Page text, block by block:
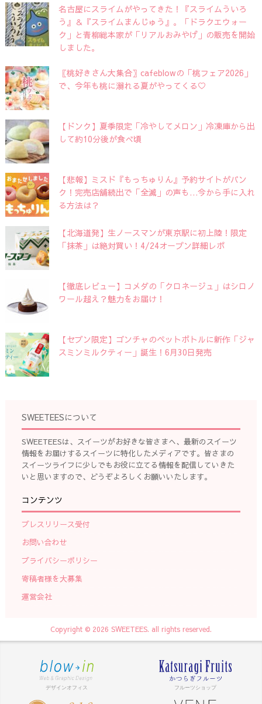
名古屋にスライムがやってきた！『スライムういろ
う』＆『スライムまんじゅう』。「ドラクエウォー
ク」と青柳総本家が「リアルおみやげ」の販売を開始
しました。
〖桃好きさん大集合〗cafeblowの「桃フェア2026」
で、今年も桃に溺れる夏がやってくる♡
【ドンク】夏季限定「冷やしてメロン」冷凍庫から出
して約10分後が食べ頃
【悲報】ミスド『もっちゅりん』予約サイトがパン
ク！完売店舗続出で「全滅」の声も…今から手に入れ
る方法は？
【北海道発】生ノースマンが東京駅に初上陸！限定
「抹茶」は絶対買い！4/24オープン詳細レポ
【徹底レビュー】コメダの「クロネージュ」はシロノ
ワール超え？魅力をお届け！
【セブン限定】ゴンチャのペットボトルに新作「ジャ
スミンミルクティー」誕生！6月30日発売
SWEETEESについて
SWEETEESは、スイーツがお好きな皆さまへ、最新のスイーツ
情報をお届けするスイーツに特化したメディアです。皆さまの
スイーツライフに少しでもお役に立てる情報を配信していきた
いと思いますので、どうぞよろしくお願いいたします。
コンテンツ
プレスリリース受付
お問い合わせ
プライバシーポリシー
寄稿者様を大募集
運営会社
Copyright © 2026 SWEETEES. all rights reserved.